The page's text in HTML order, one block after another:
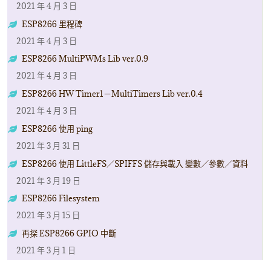
2021 年 4 月 3 日
ESP8266 里程碑
2021 年 4 月 3 日
ESP8266 MultiPWMs Lib ver.0.9
2021 年 4 月 3 日
ESP8266 HW Timer1－MultiTimers Lib ver.0.4
2021 年 4 月 3 日
ESP8266 使用 ping
2021 年 3 月 31 日
ESP8266 使用 LittleFS／SPIFFS 儲存與載入 變數／參數／資料
2021 年 3 月 19 日
ESP8266 Filesystem
2021 年 3 月 15 日
再探 ESP8266 GPIO 中斷
2021 年 3 月 1 日